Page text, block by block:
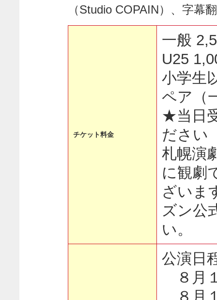
（Studio COPAIN）、字幕
チケット料金
一般
U25
小学生
ペア（
★当日
ださい
札幌演
に観劇
ざいま
ズン公
い。
公演日
８月
８月